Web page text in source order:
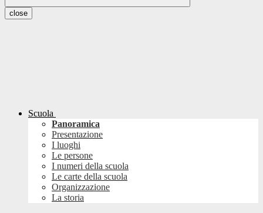
close
Scuola
Panoramica
Presentazione
I luoghi
Le persone
I numeri della scuola
Le carte della scuola
Organizzazione
La storia